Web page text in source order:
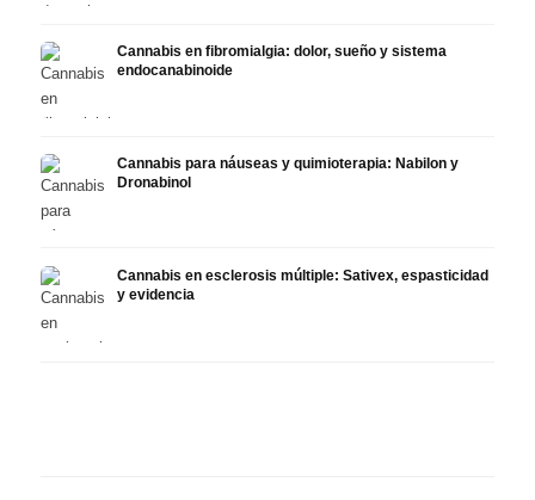
Cannabis en fibromialgia: dolor, sueño y sistema
endocanabinoide
Cannabis para náuseas y quimioterapia: Nabilon y
Dronabinol
Cannabis en esclerosis múltiple: Sativex, espasticidad
y evidencia